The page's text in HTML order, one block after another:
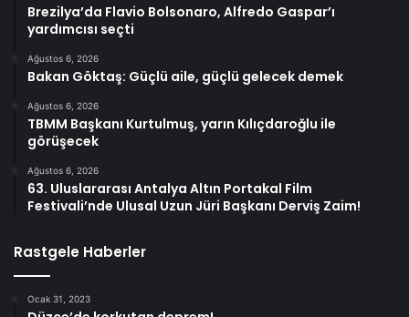
Brezilya’da Flavio Bolsonaro, Alfredo Gaspar’ı
yardımcısı seçti
Ağustos 6, 2026
Bakan Göktaş: Güçlü aile, güçlü gelecek demek
Ağustos 6, 2026
TBMM Başkanı Kurtulmuş, yarın Kılıçdaroğlu ile
görüşecek
Ağustos 6, 2026
63. Uluslararası Antalya Altın Portakal Film
Festivali’nde Ulusal Uzun Jüri Başkanı Derviş Zaim!
Rastgele Haberler
Ocak 31, 2023